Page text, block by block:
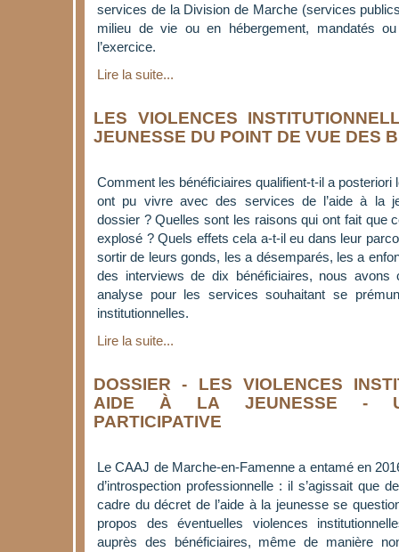
services de la Division de Marche (services
milieu de vie ou en hébergement, mandatés
l’exercice.
Lire la suite...
LES VIOLENCES
JEUNESSE DU POINT DE VUE DES
Comment les bénéficiaires qualifient-t-il a posteriori
ont pu vivre avec des services de l’aide à la
dossier ? Quelles sont les raisons qui ont fait que
explosé ? Quels effets cela a-t-il eu dans leur
sortir de leurs gonds, les a désemparés, les a
des interviews de dix bénéficiaires, nous avons
analyse pour les services souhaitant se
institutionnelles.
Lire la suite...
DOSSIER - LES VIOLENCES
AIDE À LA JEUNESSE -
PARTICIPATIVE
Le CAAJ de Marche-en-Famenne a entamé en
d’introspection professionnelle : il s’agissait que
cadre du décret de l’aide à la jeunesse se
propos des éventuelles violences
auprès des bénéficiaires, même de manière